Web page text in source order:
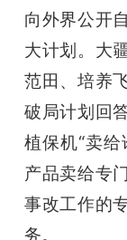
向外界公开
大计划。 大
范田、培养
破局计划回
植保机“卖
产品卖给专
事改工作的
务。